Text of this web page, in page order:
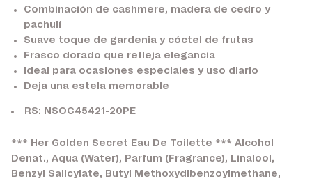
Combinación de cashmere, madera de cedro y
pachulí
Suave toque de gardenia y cóctel de frutas
Frasco dorado que refleja elegancia
Ideal para ocasiones especiales y uso diario
Deja una estela memorable
RS: NSOC45421-20PE
*** Her Golden Secret Eau De Toilette *** Alcohol
Denat., Aqua (Water), Parfum (Fragrance), Linalool,
Benzyl Salicylate, Butyl Methoxydibenzoylmethane,